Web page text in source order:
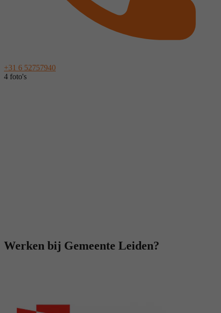
+31 6 52757940
4 foto's
Werken bij Gemeente Leiden?